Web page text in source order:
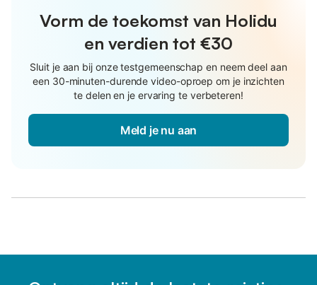
Vorm de toekomst van Holidu
en verdien tot €30
Sluit je aan bij onze testgemeenschap en neem deel aan
een 30-minuten-durende video-oproep om je inzichten
te delen en je ervaring te verbeteren!
Meld je nu aan